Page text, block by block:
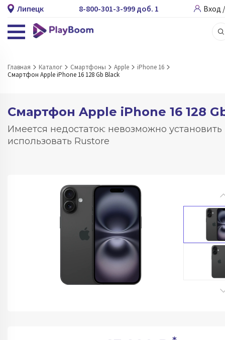
Липецк 8-800-301-3-999 доб. 1 Вход
Главная Каталог Смартфоны Apple
iPhone 16
Смартфон Apple iPhone 16 128 Gb Black
Смартфон Apple iPhone 16 128
Имеется недостаток: невозможно установить
использовать Rustore